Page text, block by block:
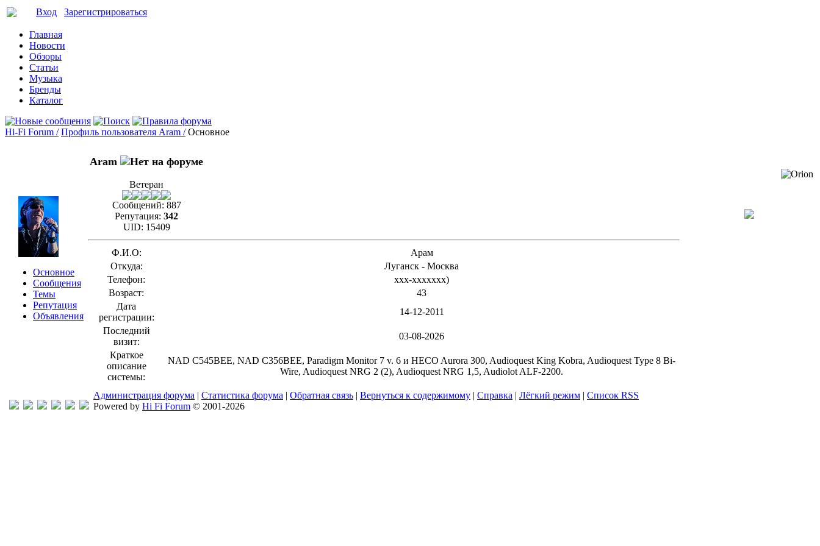
Вход Зарегистрироваться
Главная
Новости
Обзоры
Статьи
Музыка
Бренды
Каталог
Hi-Fi Forum / Профиль пользователя Aram / Основное
Основное
Сообщения
Темы
Репутация
Объявления
Aram
Ветеран
Сообщений: 887
Репутация: 342
UID: 15409
Ф.И.О:
Арам
Откуда:
Луганск - Москва
Телефон:
xxx-xxxxxxx)
Возраст:
43
Дата
регистрации:
14-12-2011
Последний
визит:
03-08-2026
Краткое
описание
системы:
NAD C545BEE, NAD C356BEE, Paradigm Monitor 7 v. 6 и HECO Aurora 300, Audioquest King Kobra, Audioquest Type 8 Bi-
Wire, Audioquest NRG 2 (2), Audioquest NRG 1,5, Audiolot ALF-2200.
Администрация форума | Статистика форума | Обратная связь | Вернуться к содержимому | Справка | Лёгкий режим | Список RSS
Powered by Hi Fi Forum © 2001-2026